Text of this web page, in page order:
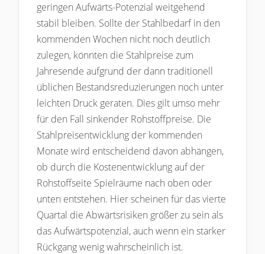
geringen Aufwärts-Potenzial weitgehend
stabil bleiben. Sollte der Stahlbedarf in den
kommenden Wochen nicht noch deutlich
zulegen, könnten die Stahlpreise zum
Jahresende aufgrund der dann traditionell
üblichen Bestandsreduzierungen noch unter
leichten Druck geraten. Dies gilt umso mehr
für den Fall sinkender Rohstoffpreise. Die
Stahlpreisentwicklung der kommenden
Monate wird entscheidend davon abhängen,
ob durch die Kostenentwicklung auf der
Rohstoffseite Spielräume nach oben oder
unten entstehen. Hier scheinen für das vierte
Quartal die Abwärtsrisiken größer zu sein als
das Aufwärtspotenzial, auch wenn ein starker
Rückgang wenig wahrscheinlich ist.